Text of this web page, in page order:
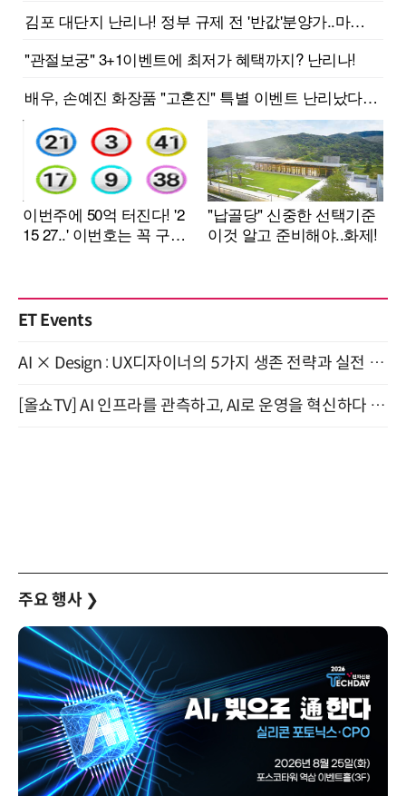
ET Events
AI × Design : UX디자이너의 5가지 생존 전략과 실전 대응 8월 28일 개최
[올쇼TV] AI 인프라를 관측하고, AI로 운영을 혁신하다 (8월 11일 생방송)
주요 행사 ❯